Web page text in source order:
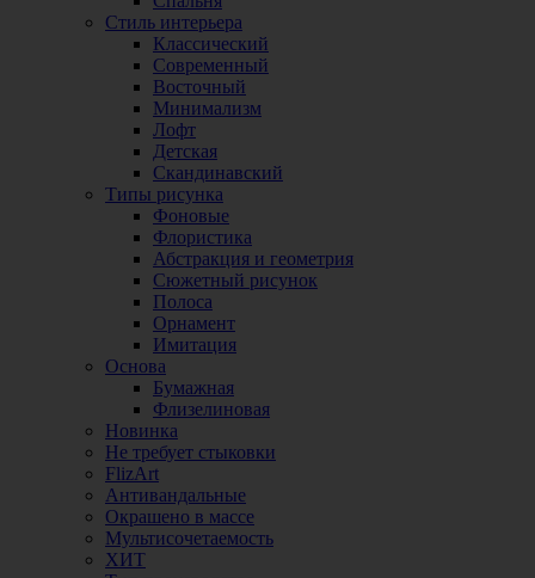
Стиль интерьера
Классический
Современный
Восточный
Минимализм
Лофт
Детская
Скандинавский
Типы рисунка
Фоновые
Флористика
Абстракция и геометрия
Сюжетный рисунок
Полоса
Орнамент
Имитация
Основа
Бумажная
Флизелиновая
Новинка
Не требует стыковки
FlizArt
Антивандальные
Окрашено в массе
Мультисочетаемость
ХИТ